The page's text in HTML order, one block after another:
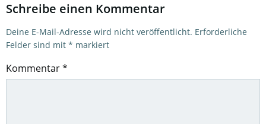
Schreibe einen Kommentar
Deine E-Mail-Adresse wird nicht veröffentlicht. Erforderliche
Felder sind mit * markiert
Kommentar*